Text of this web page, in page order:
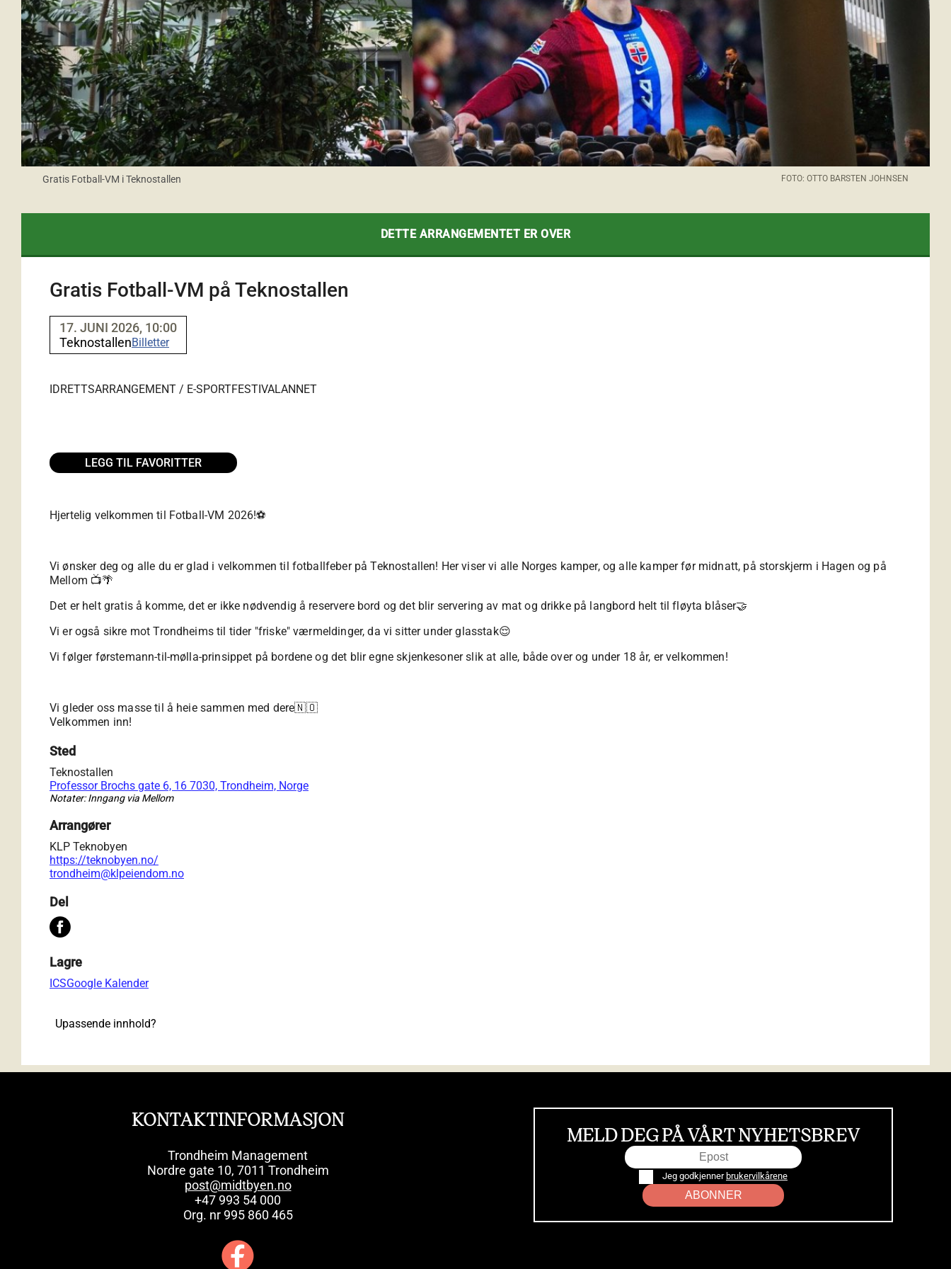
Gratis Fotball-VM i Teknostallen FOTO: OTTO BARSTEN JOHNSEN
DETTE ARRANGEMENTET ER OVER
Gratis Fotball-VM på Teknostallen
17. JUNI 2026, 10:00
TeknostallenBilletter
IDRETTSARRANGEMENT / E-SPORTFESTIVALANNET
LEGG TIL FAVORITTER
Hjertelig velkommen til Fotball-VM 2026!⚽️
Vi ønsker deg og alle du er glad i velkommen til fotballfeber på Teknostallen! Her viser vi alle Norges kamper, og alle kamper før midnatt, på storskjerm i Hagen og på
Mellom 📺🌴
Det er helt gratis å komme, det er ikke nødvendig å reservere bord og det blir servering av mat og drikke på langbord helt til fløyta blåser🤝
Vi er også sikre mot Trondheims til tider "friske" værmeldinger, da vi sitter under glasstak😌
Vi følger førstemann-til-mølla-prinsippet på bordene og det blir egne skjenkesoner slik at alle, både over og under 18 år, er velkommen!
Vi gleder oss masse til å heie sammen med dere🇳🇴
Velkommen inn!
Sted
Teknostallen
Professor Brochs gate 6, 16 7030, Trondheim, Norge
Notater: Inngang via Mellom
Arrangører
KLP Teknobyen
https://teknobyen.no/
trondheim@klpeiendom.no
Del
Lagre
ICSGoogle Kalender
Upassende innhold?
KONTAKTINFORMASJON
Trondheim Management
Nordre gate 10, 7011 Trondheim
post@midtbyen.no
+47 993 54 000
Org. nr 995 860 465
MELD DEG PÅ VÅRT NYHETSBREV
Jeg godkjenner brukervilkårene
ABONNER